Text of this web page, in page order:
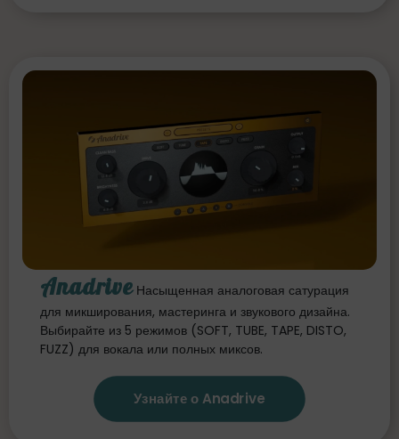
Anadrive Насыщенная аналоговая сатурация
для микширования, мастеринга и звукового дизайна.
Выбирайте из 5 режимов (SOFT, TUBE, TAPE, DISTO,
FUZZ) для вокала или полных миксов.
Узнайте о Anadrive